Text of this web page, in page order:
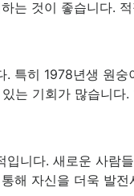
는 것이 좋습니다.
. 특히 1978년생 원
는 기회가 많습니
입니다. 새로운 사람
해 자신을 더욱 발